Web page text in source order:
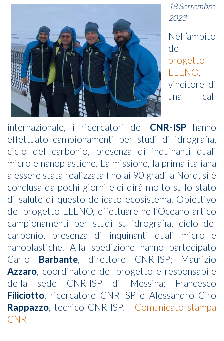
18 Settembre
2023
Nell’ambito
del
progetto
ELENO,
vincitore di
una call
internazionale, i ricercatori del CNR-ISP hanno
effettuato campionamenti per studi di idrografia,
ciclo del carbonio, presenza di inquinanti quali
micro e nanoplastiche. La missione, la prima italiana
a essere stata realizzata fino ai 90 gradi a Nord, si è
conclusa da pochi giorni e ci dirà molto sullo stato
di salute di questo delicato ecosistema. Obiettivo
del progetto ELENO, effettuare nell’Oceano artico
campionamenti per studi su idrografia, ciclo del
carbonio, presenza di inquinanti quali micro e
nanoplastiche. Alla spedizione hanno partecipato
Carlo Barbante, direttore CNR-ISP; Maurizio
Azzaro, coordinatore del progetto e responsabile
della sede CNR-ISP di Messina; Francesco
Filiciotto, ricercatore CNR-ISP e Alessandro Ciro
Rappazzo, tecnico CNR-ISP. Comunicato stampa
CNR